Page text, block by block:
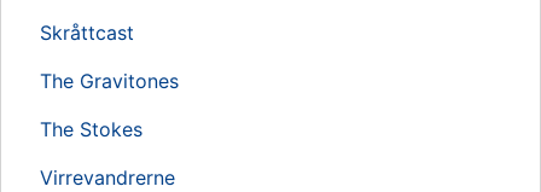
Skråttcast
The Gravitones
The Stokes
Virrevandrerne